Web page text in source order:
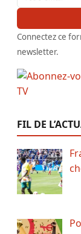
Connectez ce
newsletter.
FIL DE